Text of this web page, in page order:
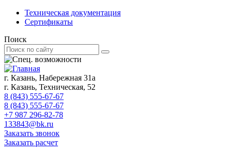
Техническая документация
Сертификаты
Поиск
г. Казань, Набережная 31а
г. Казань, Техническая, 52
8 (843) 555-67-67
8 (843) 555-67-67
+7 987 296-82-78
133843@bk.ru
Заказать звонок
Заказать расчет